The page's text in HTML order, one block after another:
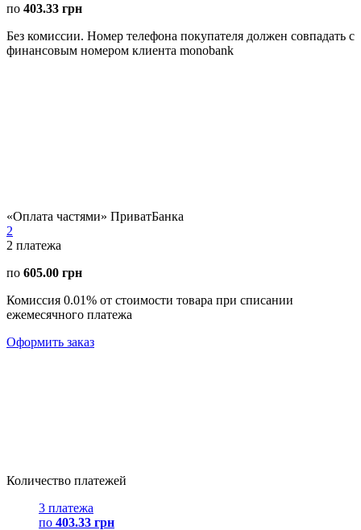
по 403.33 грн
Без комиссии. Номер телефона покупателя должен совпадать с
финансовым номером клиента monobank
«Оплата частями» ПриватБанка
2
2 платежа
по 605.00 грн
Комиссия 0.01% от стоимости товара при списании
ежемесячного платежа
Оформить заказ
Количество платежей
3 платежа
по 403.33 грн